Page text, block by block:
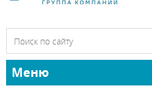
Меню